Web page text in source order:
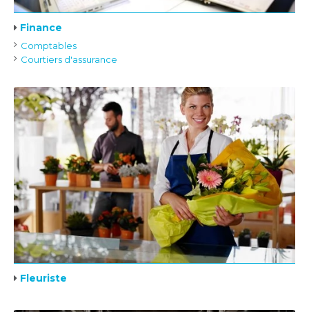
Finance
Comptables
Courtiers d'assurance
Fleuriste